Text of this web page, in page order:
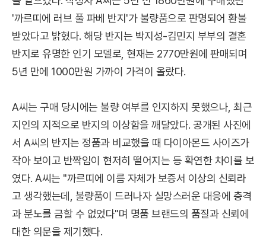
'까르띠에 러브 풀 파베 반지'가 불량품으로 판명되어 환불
받았다고 밝혔다. 해당 반지는 박지성-김민지 부부의 결혼
반지로 유명한 인기 모델로, 현재는 2770만원에 판매되며
5년 만에 1000만원 가까이 가격이 올랐다.
A씨는 구매 당시에는 불량 여부를 인지하지 못했으나, 최근
지인의 지적으로 반지의 이상함을 깨달았다. 공개된 사진에
서 A씨의 반지는 정품과 비교했을 때 다이아몬드 사이즈가
작아 보이고 반짝임이 현저히 떨어지는 등 확연한 차이를 보
였다. A씨는 "까르띠에 이름 자체가 보증서 이상의 신뢰라
고 생각했는데, 불량품이 드러나자 실망스러운 대응에 충격
과 분노를 금할 수 없었다"며 명품 브랜드의 품질과 신뢰에
대한 의문을 제기했다.